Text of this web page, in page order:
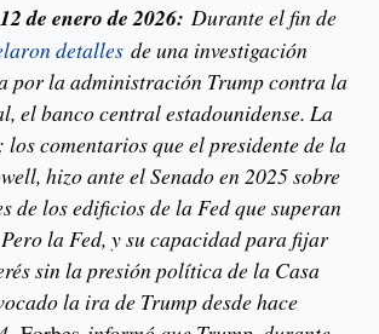
de enero de 2026: Durante el fin de
detalles de una investigación
por la administración Trump contra la
el banco central estadounidense. La
los comentarios que el presidente de la
hizo ante el Senado en 2025 sobre
de los edificios de la Fed que superan
la Fed, y su capacidad para fijar
sin la presión política de la Casa
la ira de Trump desde hace